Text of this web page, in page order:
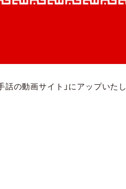
話の動画サイト」にアップいたし